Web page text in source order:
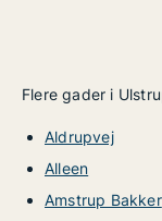
Flere gader i
Aldrupvej
Alleen
Amstrup Bakker